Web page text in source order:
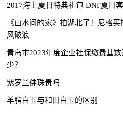
2017海上夏日特典礼包 DNF夏日
《山水间的家》拍湖北了！尼格
风破浪
青岛市2023年度企业社保缴费基
少？
紫罗兰佛珠贵吗
羊脂白玉与和田白玉的区别